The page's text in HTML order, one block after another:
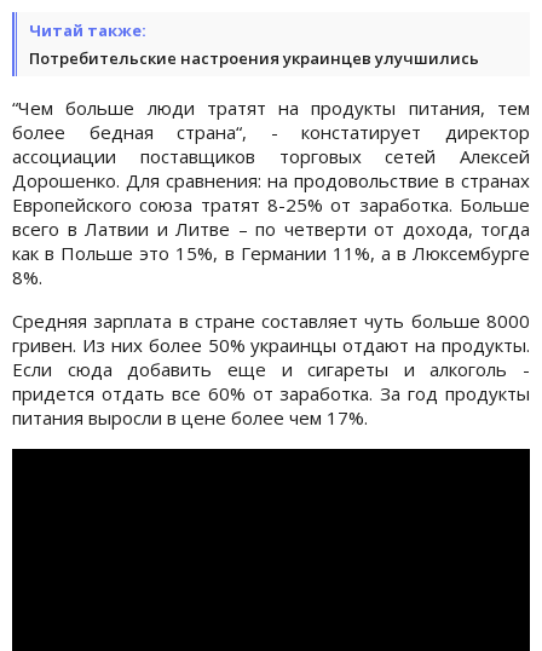
Читай также:
Потребительские настроения украинцев улучшились
“Чем больше люди тратят на продукты питания, тем
более бедная страна“, - констатирует директор
ассоциации поставщиков торговых сетей Алексей
Дорошенко. Для сравнения: на продовольствие в странах
Европейского союза тратят 8-25% от заработка. Больше
всего в Латвии и Литве – по четверти от дохода, тогда
как в Польше это 15%, в Германии 11%, а в Люксембурге
8%.
Средняя зарплата в стране составляет чуть больше 8000
гривен. Из них более 50% украинцы отдают на продукты.
Если сюда добавить еще и сигареты и алкоголь -
придется отдать все 60% от заработка. За год продукты
питания выросли в цене более чем 17%.